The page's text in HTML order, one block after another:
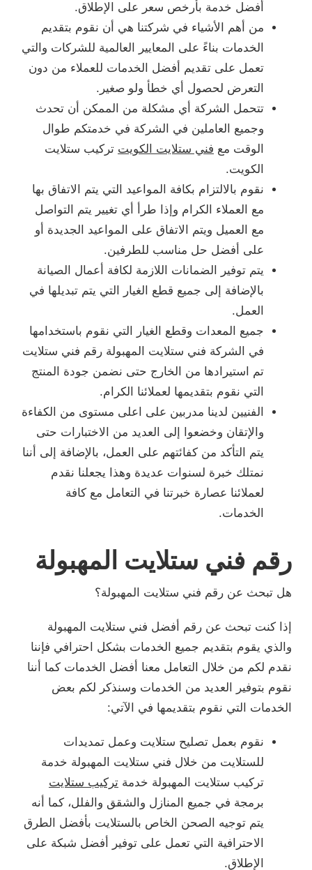
أفضل خدمة بأرخص سعر على الإطلاق.
من أهم الأشياء في شركتنا هي أن نقوم بتقديم
الخدمات بناءً على المعايير العالمية للشركات والتي
تعمل على تقديم أفضل الخدمات للعملاء من دون
التعرض لحصول أي خطأ ولو صغير.
تتحمل الشركة أي مشكلة من الممكن أن تحدث
وجميع العاملين في الشركة في خدمتكم طوال
الوقت مع فني ستلايت الكويت تركيب ستلايت
الكويت.
نقوم بالالتزام بكافة المواعيد التي يتم الاتفاق بها
مع العملاء الكرام وإذا طرأ أي تغيير يتم التواصل
مع العميل ويتم الاتفاق على المواعيد الجديدة أو
على أفضل حل مناسب للطرفين.
يتم توفير الضمانات اللازمة لكافة أعمال الصيانة
بالإضافة إلى جميع قطع الغيار التي يتم تبديلها في
العمل.
جميع المعدات وقطع الغيار التي نقوم باستخدامها
في الشركة فني ستلايت المهبولة رقم فني ستلايت
تم استيرادها من الخارج حتى نضمن جودة المنتج
التي نقوم بتقديمها لعملائنا الكرام.
الفنيين لدينا مدربين على اعلى مستوى من الكفاءة
والإتقان وخضعوا إلى العديد من الاختبارات حتى
يتم التأكد من كفائتهم على العمل، بالإضافة إلى أننا
نمتلك خبرة لسنوات عديدة وهذا يجعلنا نقدم
لعملائنا عصارة خبرتنا في التعامل مع كافة
الخدمات.
رقم فني ستلايت المهبولة
هل تبحث عن رقم فني ستلايت المهبولة؟
إذا كنت تبحث عن رقم أفضل فني ستلايت المهبولة
والذي يقوم بتقديم جميع الخدمات بشكل احترافي فإننا
نقدم لكم من خلال التعامل معنا أفضل الخدمات كما أننا
نقوم بتوفير العديد من الخدمات وسنذكر لكم بعض
الخدمات التي نقوم بتقديمها في الآتي:
نقوم بعمل تصليح ستلايت وعمل تمديدات
للستلايت من خلال فني ستلايت المهبولة خدمة
تركيب ستلايت المهبولة خدمة تركيب ستلايت
برمجة في جميع المنازل والشقق والفلل، كما أنه
يتم توجيه الصحن الخاص بالستلايت بأفضل الطرق
الاحترافية التي تعمل على توفير أفضل شبكة على
الإطلاق.